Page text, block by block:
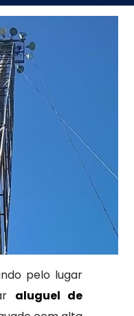
pelo lugar
aluguel de